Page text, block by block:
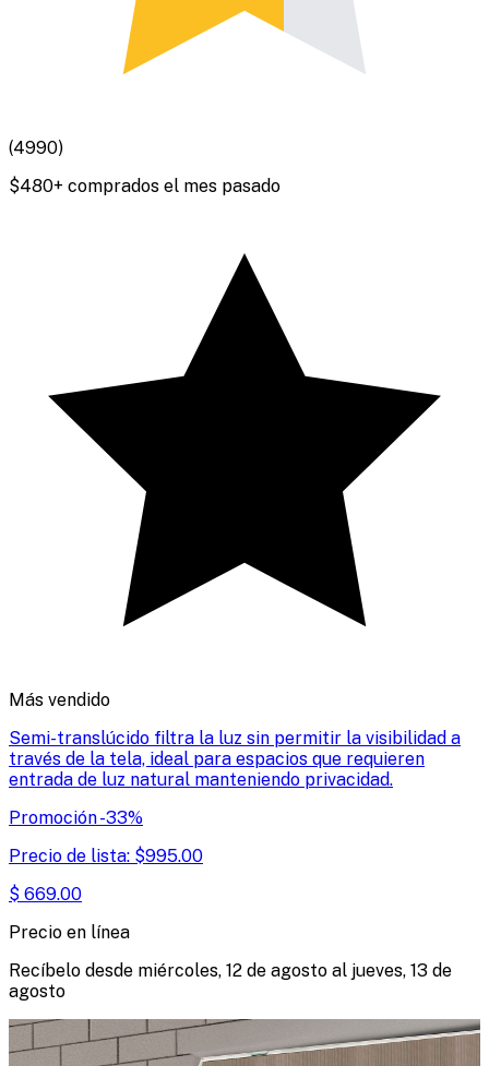
(4990)
$480+ comprados el mes pasado
Más vendido
Semi-translúcido filtra la luz sin permitir la visibilidad a
través de la tela, ideal para espacios que requieren
entrada de luz natural manteniendo privacidad.
Promoción-33%
Precio de lista: $995.00
$ 669.00
Precio en línea
Recíbelo desde miércoles, 12 de agosto al jueves, 13 de
agosto